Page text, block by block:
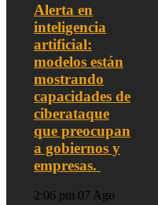
Alerta en
inteligencia
artificial:
modelos están
mostrando
capacidades de
ciberataque
que preocupan
a gobiernos y
empresas.
2:06 pm 07 Ago